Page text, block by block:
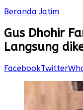
Beranda Jatim
Gus Dhohir
Langsung
FacebookTwitter